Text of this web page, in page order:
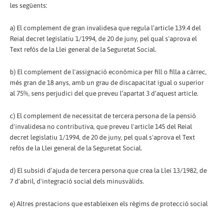
les següents:
a) El complement de gran invalidesa que regula l’article 139.4 del
Reial decret legislatiu 1/1994, de 20 de juny, pel qual s'aprova el
Text refós de la Llei general de la Seguretat Social.
b) El complement de l'assignació econòmica per fill o filla a càrrec,
més gran de 18 anys, amb un grau de discapacitat igual o superior
al 75%, sens perjudici del que preveu l’apartat 3 d’aquest article.
c) El complement de necessitat de tercera persona de la pensió
d'invalidesa no contributiva, que preveu l'article 145 del Reial
decret legislatiu 1/1994, de 20 de juny, pel qual s'aprova el Text
refós de la Llei general de la Seguretat Social.
d) El subsidi d’ajuda de tercera persona que crea la Llei 13/1982, de
7 d'abril, d'integració social dels minusvàlids.
e) Altres prestacions que estableixen els règims de protecció social